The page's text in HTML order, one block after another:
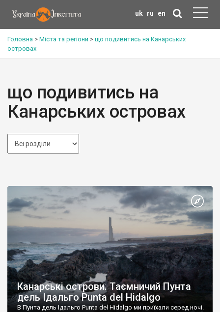
uk ru en
Головна > Міста та регіони > що подивитись на Канарських
островах
що подивитись на
Канарських островах
Канарські острови. Таємничий Пунта
дель Ідальго Punta del Hidalgo
В Пунта дель Ідальго Punta del Hidalgo ми приїхали серед ночі.